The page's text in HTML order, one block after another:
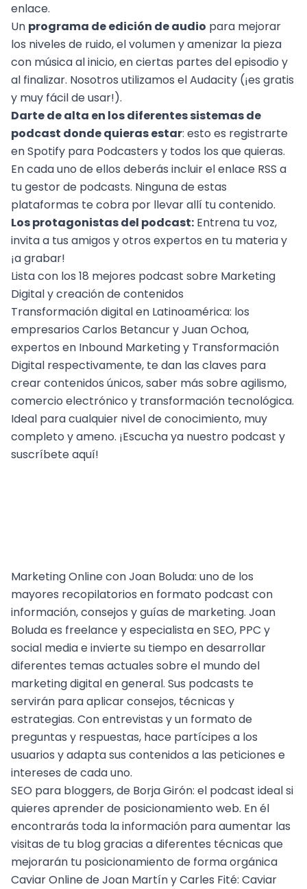
enlace.
Un programa de edición de audio para mejorar
los niveles de ruido, el volumen y amenizar la pieza
con música al inicio, en ciertas partes del episodio y
al finalizar. Nosotros utilizamos el Audacity (¡es gratis
y muy fácil de usar!).
Darte de alta en los diferentes sistemas de
podcast donde quieras estar: esto es registrarte
en Spotify para Podcasters y todos los que quieras.
En cada uno de ellos deberás incluir el enlace RSS a
tu gestor de podcasts. Ninguna de estas
plataformas te cobra por llevar allí tu contenido.
Los protagonistas del podcast: Entrena tu voz,
invita a tus amigos y otros expertos en tu materia y
¡a grabar!
Lista con los 18 mejores podcast sobre Marketing
Digital y creación de contenidos
Transformación digital en Latinoamérica: los
empresarios Carlos Betancur y Juan Ochoa,
expertos en Inbound Marketingy Transformación
Digital respectivamente, te dan las claves para
crear contenidos únicos, saber más sobre agilismo,
comercio electrónico y transformación tecnológica.
Ideal para cualquier nivel de conocimiento, muy
completo y ameno. ¡Escucha ya nuestro podcast y
suscríbete aquí!
Marketing Onlinecon Joan Boluda: uno de los
mayores recopilatorios en formato podcast con
información, consejos y guías de marketing. Joan
Boludaes freelance y especialista en SEO, PPC y
social media e invierte su tiempo en desarrollar
diferentes temas actuales sobre el mundo del
marketing digital en general. Sus podcasts te
servirán para aplicar consejos, técnicas y
estrategias. Con entrevistas y un formato de
preguntas y respuestas, hace partícipes a los
usuarios y adapta sus contenidos a las peticiones e
intereses de cada uno.
SEO para bloggers, de Borja Girón: el podcast ideal si
quieres aprender de posicionamiento web. En él
encontrarás toda la información para aumentar las
visitas de tu blog gracias a diferentes técnicas que
mejorarán tu posicionamiento de forma orgánica
Caviar Onlinede Joan Martín y Carles Fité: Caviar